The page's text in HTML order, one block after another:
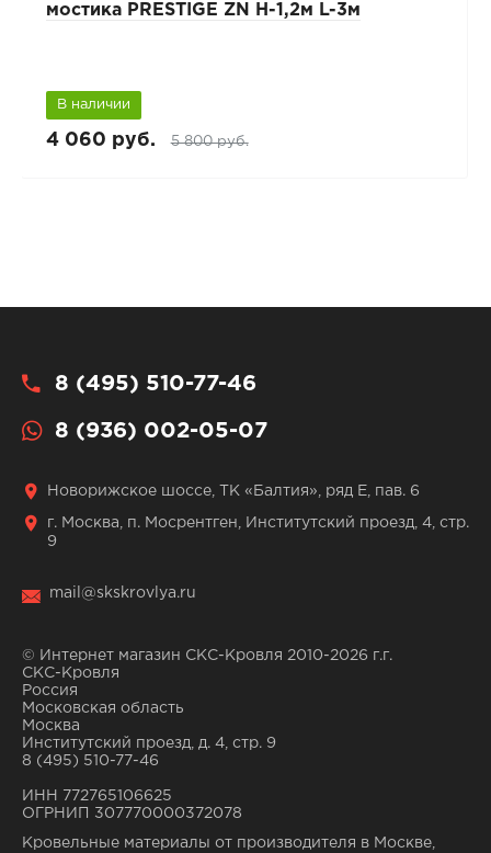
мостика PRESTIGE ZN H-1,2м L-3м
В наличии
4 060 руб. 5 800 руб.
8 (495) 510-77-46
8 (936) 002-05-07
Новорижское шоссе, ТК «Балтия», ряд Е, пав. 6
г. Москва, п. Мосрентген, Институтский проезд, 4, стр.
9
mail@skskrovlya.ru
© Интернет магазин СКС-Кровля 2010-2026 г.г.
СКС-Кровля
Россия
Московская область
Москва
Институтский проезд, д. 4, стр. 9
8 (495) 510-77-46
ИНН 772765106625
ОГРНИП 307770000372078
Кровельные материалы от производителя в Москве,